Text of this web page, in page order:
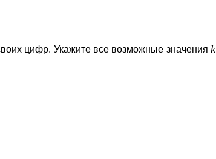
цифр. Укажите все возможные значенияk